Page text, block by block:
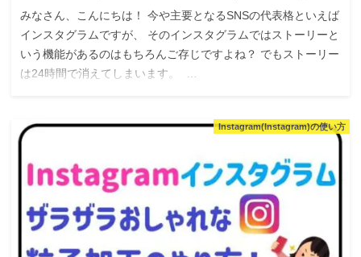
みなさん、こんにちは！ 今や主要となるSNSの代表格といえば
インスタグラムですが、 そのインスタグラムではストーリーと
いう機能があるのはもちろんご存じですよね？ でもストーリー
は24時間で消えてしまいます。 …
Instagram(Instagram)の使い方